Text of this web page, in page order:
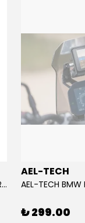
10 MM RENKLİ ALARMLI DİSK KİLİDİ YENİ VERSİYON
AEL-TECH
₺ 299.00